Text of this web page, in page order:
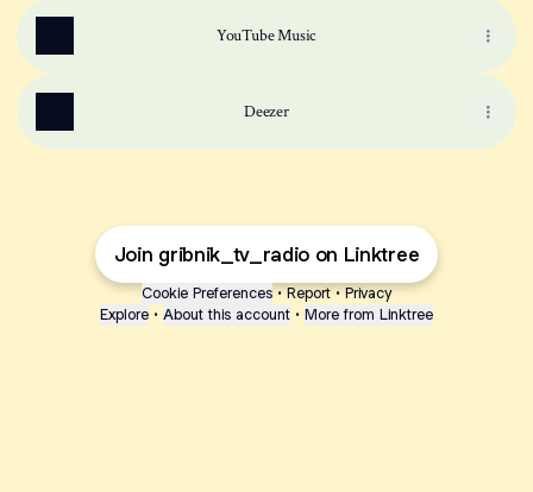
YouTube Music
Deezer
Join gribnik_tv_radio on Linktree
Cookie Preferences • Report • Privacy
Explore • About this account • More from Linktree